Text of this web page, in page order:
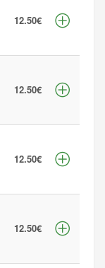
12.50€
12.50€
12.50€
12.50€